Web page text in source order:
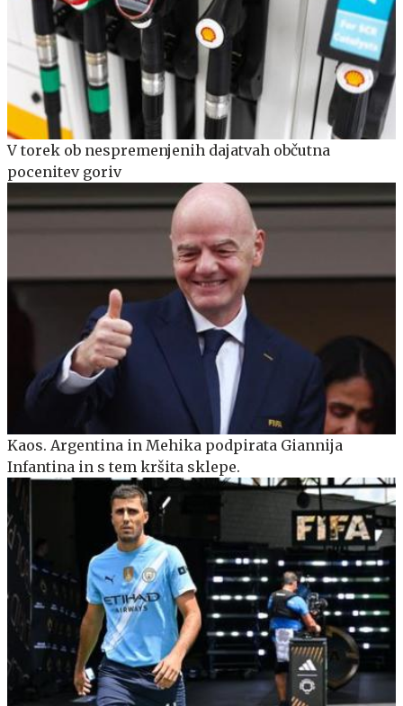
V torek ob nespremenjenih dajatvah občutna
pocenitev goriv
Kaos. Argentina in Mehika podpirata Giannija
Infantina in s tem kršita sklepe.